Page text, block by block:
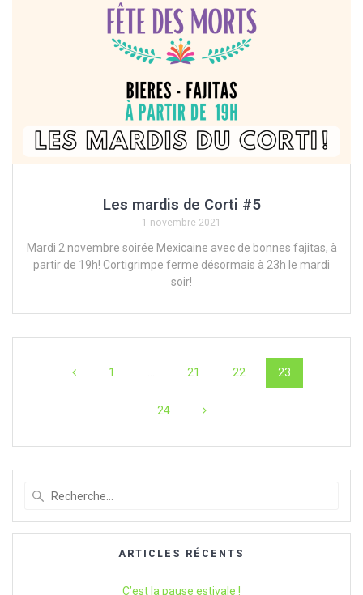
Les mardis de Corti #5
1 novembre 2021
Mardi 2 novembre soirée Mexicaine avec de bonnes fajitas, à
partir de 19h! Cortigrimpe ferme désormais à 23h le mardi
soir!
des
articles
Page
1 Page
21 Page
22 Page
23
Page
24
:
ARTICLES RÉCENTS
C’est la pause estivale !